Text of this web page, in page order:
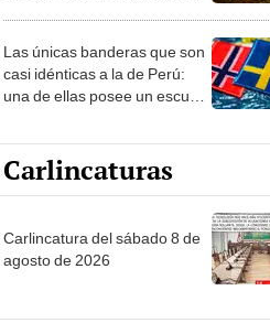
sabía sobre su pasado
Las únicas banderas que son
casi idénticas a la de Perú:
una de ellas posee un escudo
Carlincaturas
Carlincatura del sábado 8 de
agosto de 2026